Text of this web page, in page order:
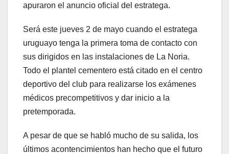
apuraron el anuncio oficial del estratega.
Será este jueves 2 de mayo cuando el estratega
uruguayo tenga la primera toma de contacto con
sus dirigidos en las instalaciones de La Noria.
Todo el plantel cementero está citado en el centro
deportivo del club para realizarse los exámenes
médicos precompetitivos y dar inicio a la
pretemporada.
A pesar de que se habló mucho de su salida, los
últimos acontencimientos han hecho que el futuro